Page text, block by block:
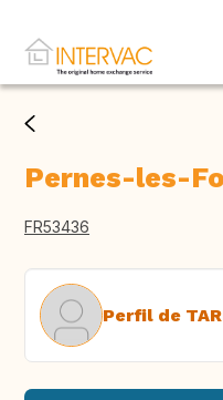
Pernes-les-
FR53436
Perfil de